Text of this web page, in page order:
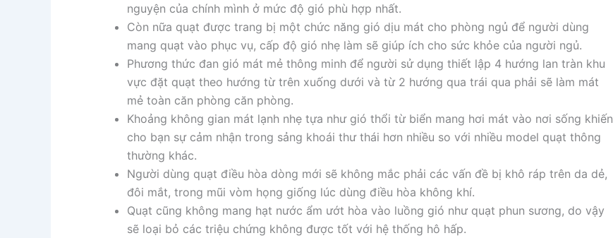
nguyện của chính mình ở mức độ gió phù hợp nhất.
Còn nữa quạt được trang bị một chức năng gió dịu mát cho phòng ngủ để người dùng
mang quạt vào phục vụ, cấp độ gió nhẹ làm sẽ giúp ích cho sức khỏe của người ngủ.
Phương thức đan gió mát mẻ thông minh để người sử dụng thiết lập 4 hướng lan tràn khu
vực đặt quạt theo hướng từ trên xuống dưới và từ 2 hướng qua trái qua phải sẽ làm mát
mẻ toàn căn phòng căn phòng.
Khoảng không gian mát lạnh nhẹ tựa như gió thổi từ biển mang hơi mát vào nơi sống khiến
cho bạn sự cảm nhận trong sảng khoái thư thái hơn nhiều so với nhiều model quạt thông
thường khác.
Người dùng quạt điều hòa dòng mới sẽ không mắc phải các vấn đề bị khô ráp trên da dẻ,
đôi mắt, trong mũi vòm họng giống lúc dùng điều hòa không khí.
Quạt cũng không mang hạt nước ẩm ướt hòa vào luồng gió như quạt phun sương, do vậy
sẽ loại bỏ các triệu chứng không được tốt với hệ thống hô hấp.